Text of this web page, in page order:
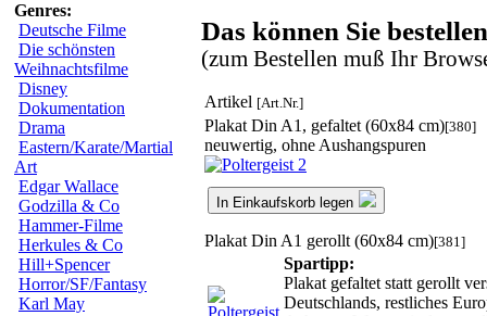
Genres:
Deutsche Filme
Die schönsten
Weihnachtsfilme
Disney
Dokumentation
Drama
Eastern/Karate/Martial
Art
Edgar Wallace
Godzilla & Co
Hammer-Filme
Herkules & Co
Hill+Spencer
Horror/SF/Fantasy
Karl May
Das können Sie
(zum Bestellen muß Ihr
Artikel [Art.Nr.]
Plakat Din A1, gefaltet (60x84 cm)[380]
neuwertig, ohne Aushangspuren
In Einkaufskorb legen
Plakat Din A1 gerollt (60x84 cm)[381]
Spartipp:
Plakat gefaltet statt gerollt
Deutschlands, restliches